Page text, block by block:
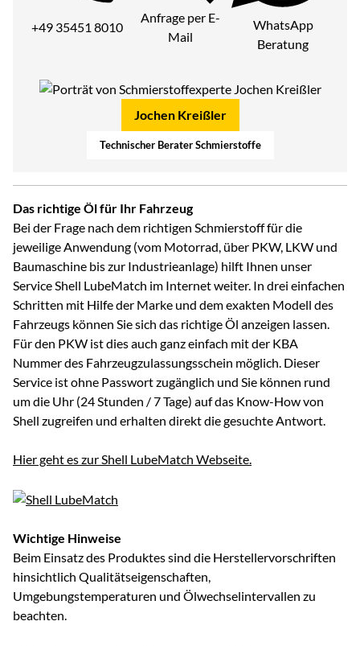
+49 35451 8010
Anfrage per E-
Mail
WhatsApp
Beratung
Jochen Kreißler
Technischer Berater Schmierstoffe
Das richtige Öl für Ihr Fahrzeug
Bei der Frage nach dem richtigen Schmierstoff für die
jeweilige Anwendung (vom Motorrad, über PKW, LKW und
Baumaschine bis zur Industrieanlage) hilft Ihnen unser
Service Shell LubeMatch im Internet weiter. In drei einfachen
Schritten mit Hilfe der Marke und dem exakten Modell des
Fahrzeugs können Sie sich das richtige Öl anzeigen lassen.
Für den PKW ist dies auch ganz einfach mit der KBA
Nummer des Fahrzeugzulassungsschein möglich. Dieser
Service ist ohne Passwort zugänglich und Sie können rund
um die Uhr (24 Stunden / 7 Tage) auf das Know-How von
Shell zugreifen und erhalten direkt die gesuchte Antwort.
Hier geht es zur Shell LubeMatch Webseite.
Wichtige Hinweise
Beim Einsatz des Produktes sind die Herstellervorschriften
hinsichtlich Qualitätseigenschaften,
Umgebungstemperaturen und Ölwechselintervallen zu
beachten.